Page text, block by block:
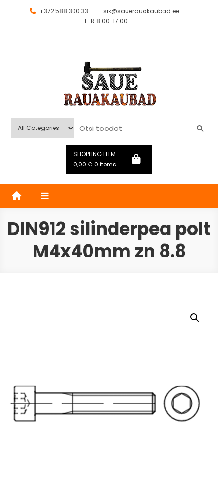
+372 588 300 33
srk@sauerauakaubad.ee
E-R 8.00-17.00
Saue Rauakaubad
SHOPPING ITEM
0,00 € 0 items
DIN912 silinderpea polt
M4x40mm zn 8.8